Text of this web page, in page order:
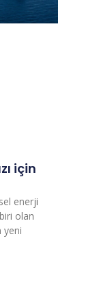
için
enerji
olan
yeni